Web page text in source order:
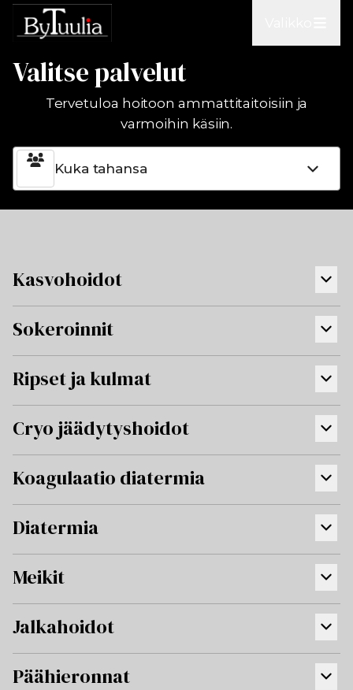
Valitse palvelut
Tervetuloa hoitoon ammattitaitoisiin ja
varmoihin käsiin.
Kuka tahansa
Kasvohoidot
Sokeroinnit
Ripset ja kulmat
Cryo jäädytyshoidot
Koagulaatio diatermia
Diatermia
Meikit
Jalkahoidot
Päähieronnat